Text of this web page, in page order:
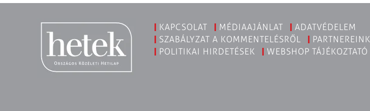
KAPCSOLAT MÉDIAAJÁNLAT
ADATVÉDELEM
SZABÁLYZAT A KOMMENTELÉSRŐL
PARTNEREINK
POLITIKAI HIRDETÉSEK
WEBSHOP TÁJÉKOZTATÓ